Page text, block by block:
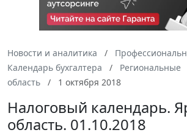
Новости и аналитика
Календарь бухгалтера
Региональные
область
1 октября 2018
Налоговый календарь.
область. 01.10.2018